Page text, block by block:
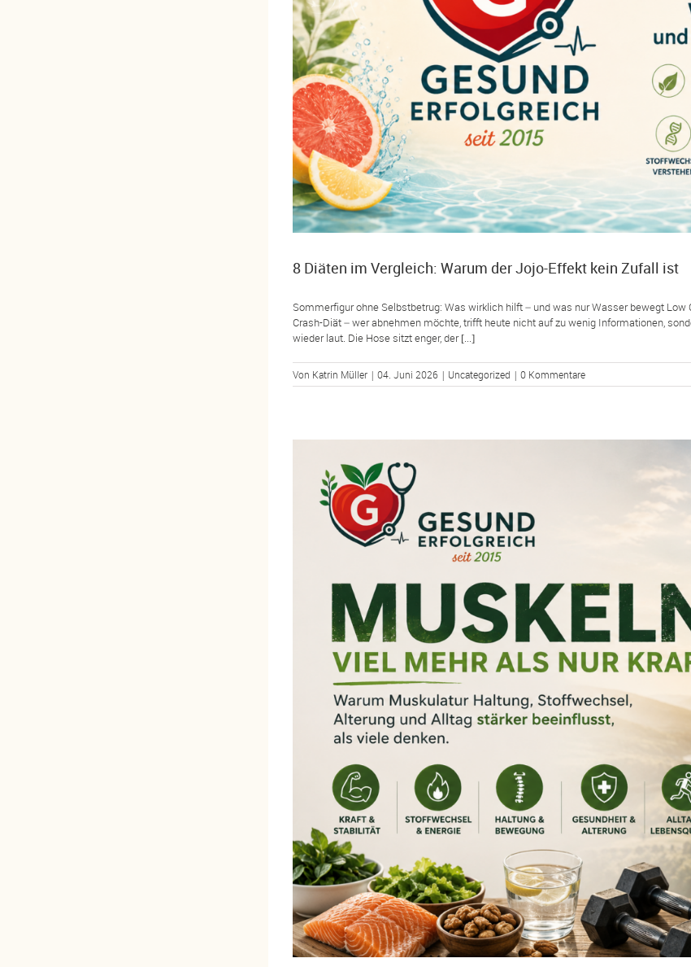
8 Diäten im Vergleich: Warum der Jojo-Effekt kein Zufall ist
Sommerfigur ohne Selbstbetrug: Was wirklich hilft – und was nur Wasser bewegt Low
Crash-Diät – wer abnehmen möchte, trifft heute nicht auf zu wenig Informationen,
wieder laut. Die Hose sitzt enger, der [...]
Von Katrin Müller | 04. Juni 2026 | Uncategorized | 0 Kommentare